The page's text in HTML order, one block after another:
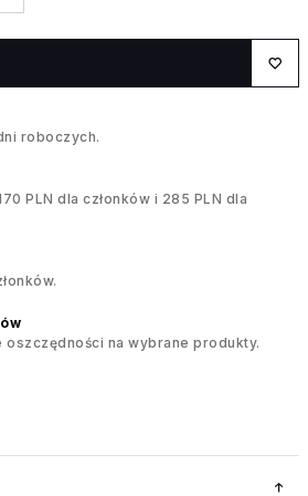
roboczych.
PLN dla członków i 285 PLN dla
na wybrane produkty.